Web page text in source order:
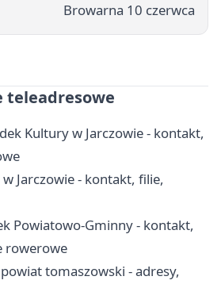
Browarna 10 czerwca
teleadresowe
Kultury w Jarczowie - kontakt,
Jarczowie - kontakt, filie,
Powiatowo-Gminny - kontakt,
rowerowe
tomaszowski - adresy,